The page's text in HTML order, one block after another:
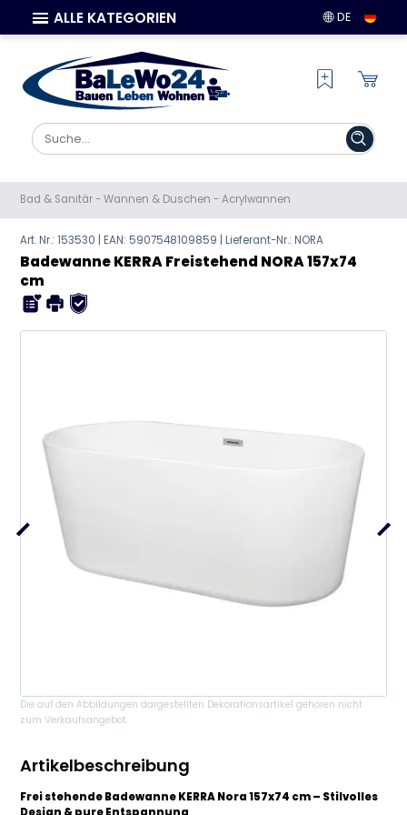
ALLE KATEGORIEN DE
Bad & Sanitär-Wannen & Duschen -Acrylwannen
Art. Nr.: 153530 | EAN: 5907548109859 | Lieferant-Nr.: NORA
Badewanne KERRA Freistehend NORA 157x74
cm
Die auf den Abbildungen dargestellten Dekorationsartikel gehören nicht
zum Verkaufsangebot.
Artikelbeschreibung
Frei stehende Badewanne KERRA Nora 157x74 cm – Stilvolles